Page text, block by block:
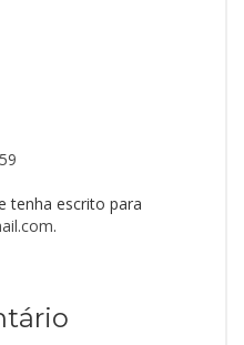
tenha escrito para
.